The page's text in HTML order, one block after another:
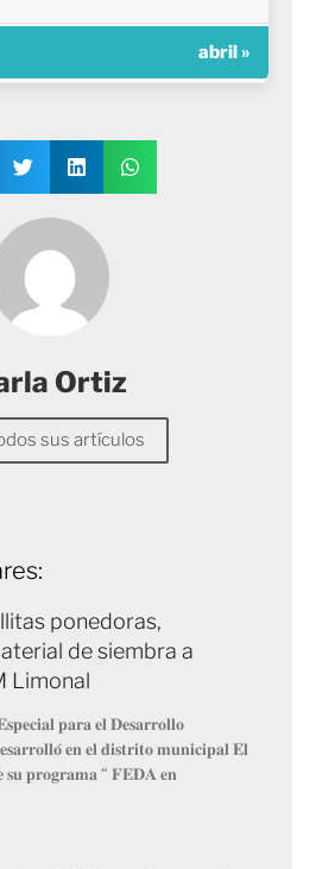
abril »
Ortiz
sus artículos
ponedoras,
de siembra a
Limonal
𝐩𝐚𝐫𝐚 𝐞𝐥 𝐃𝐞𝐬𝐚𝐫𝐫𝐨𝐥𝐥𝐨
𝐞𝐧 𝐞𝐥 𝐝𝐢𝐬𝐭𝐫𝐢𝐭𝐨 𝐦𝐮𝐧𝐢𝐜𝐢𝐩𝐚𝐥 𝐄𝐥
𝐬𝐮 𝐩𝐫𝐨𝐠𝐫𝐚𝐦𝐚 “ 𝐅𝐄𝐃𝐀 𝐞𝐧